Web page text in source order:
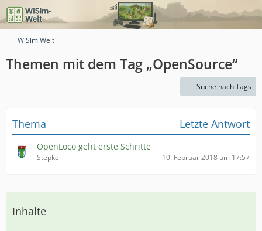
WiSim Welt
Themen mit dem Tag „OpenSource“
Suche nach Tags
Thema Letzte Antwort
OpenLoco geht erste Schritte
Stepke 10. Februar 2018 um 17:57
Inhalte